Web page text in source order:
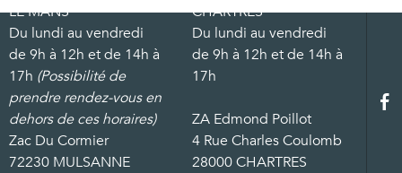
LE MANS
Du lundi au vendredi
de 9h à 12h et de 14h à
17h (Possibilité de
prendre rendez-vous en
dehors de ces horaires)
Zac Du Cormier
72230 MULSANNE
CHARTRES
Du lundi au vendredi
de 9h à 12h et de 14h à
17h
ZA Edmond Poillot
4 Rue Charles Coulomb
28000 CHARTRES